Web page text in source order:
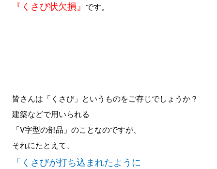
『くさび状欠損』 です。
皆さんは「くさび」というものをご存じでしょうか？
建築などで用いられる
「V字型の部品」のことなのですが、
それにたとえて、
「くさびが打ち込まれたように